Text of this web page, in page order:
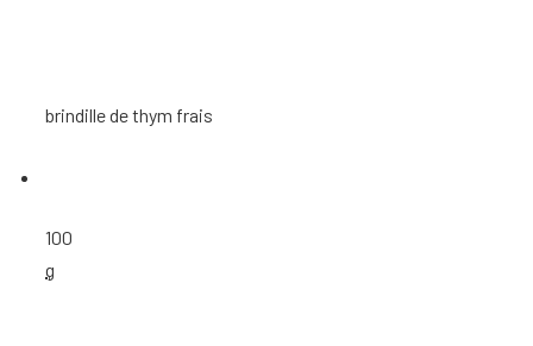
brindille de thym frais
100
g